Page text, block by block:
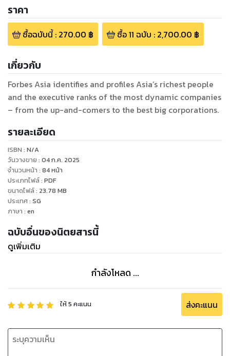
ราคา
ซื้อฉบับนี้: 270.00 ฿ ซื้อ11 ฉบับ : 2,700.00 ฿
เกี่ยวกับ
Forbes Asia identifies and profiles Asia’s richest people
and the executive ranks of the most dynamic companies
– from the up-and-comers to the best big corporations.
รายละเอียด
ISBN : N/A
วันวางขาย : 04 ก.ค. 2025
จำนวนหน้า : 84หน้า
ประเภทไฟล์: PDF
ขนาดไฟล์: 23.78 MB
ประเทศ: SG
ภาษา : en
ฉบับอื่นของนิตยสารนี้
ดูเพิ่มเติม
กำลังโหลด ...
ให้5 คะแนน ส่งคะแนน